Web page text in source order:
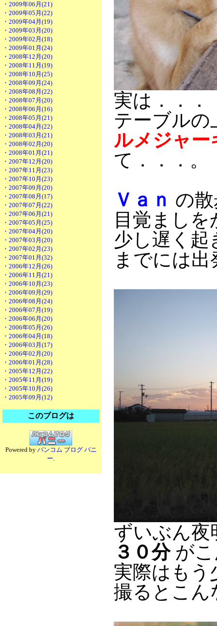
・2009年06月(21)
・2009年05月(22)
・2009年04月(19)
・2009年03月(20)
・2009年02月(18)
・2009年01月(24)
・2008年12月(20)
・2008年11月(19)
・2008年10月(25)
・2008年09月(24)
・2008年08月(22)
・2008年07月(20)
・2008年06月(16)
・2008年05月(21)
・2008年04月(22)
・2008年03月(21)
・2008年02月(20)
・2008年01月(21)
・2007年12月(20)
・2007年11月(23)
・2007年10月(23)
・2007年09月(20)
・2007年08月(17)
・2007年07月(22)
・2007年06月(21)
・2007年05月(25)
・2007年04月(20)
・2007年03月(20)
・2007年02月(23)
・2007年01月(32)
・2006年12月(26)
・2006年11月(21)
・2006年10月(23)
・2006年09月(29)
・2006年08月(24)
・2006年07月(19)
・2006年06月(20)
・2006年05月(26)
・2006年04月(18)
・2006年03月(17)
・2006年02月(20)
・2006年01月(28)
・2005年12月(22)
・2005年11月(19)
・2005年10月(26)
・2005年09月(12)
このブログは
Powered by バンコム ブログ バニ
ー.
実は．．．
テーブル
ルメジャー
て．．．。
Ｖａｎ の
目覚まし
少し遅く
までには
ずいぶん
３０分がこ
実際はもう
撮るとこん